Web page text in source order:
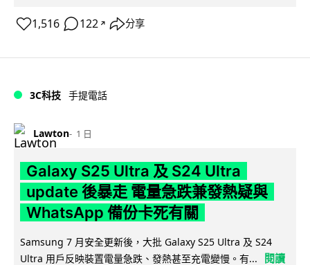
1,516 122 ↗ 分享
3C科技 手提電話
Lawton 1 日
Galaxy S25 Ultra 及 S24 Ultra
update 後暴走 電量急跌兼發熱疑與
WhatsApp 備份卡死有關
Samsung 7 月安全更新後，大批 Galaxy S25 Ultra 及 S24
Ultra 用戶反映裝置電量急跌、發熱甚至充電變慢。有...
閱讀